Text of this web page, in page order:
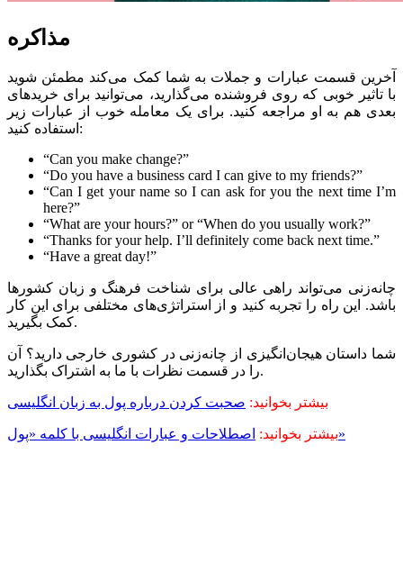
مذاکره
آخرین قسمت عبارات و جملات به شما کمک می‌کند مطمئن شوید
با تاثیر خوبی که روی فروشنده می‌گذارید، می‌توانید برای خرید‌های
بعدی هم به او مراجعه کنید. برای یک معامله خوب از عبارات زیر
استفاده کنید:
“Can you make change?”
“Do you have a business card I can give to my friends?”
“Can I get your name so I can ask for you the next time I’m
here?”
“What are your hours?” or “When do you usually work?”
“Thanks for your help. I’ll definitely come back next time.”
“Have a great day!”
چانه‌زنی می‌تواند راهی عالی برای شناخت فرهنگ و زبان کشورها
باشد. این راه را تجربه کنید و از استراتژی‌های مختلفی برای این کار
کمک بگیرید.
شما داستان هیجان‌انگیزی از چانه‌زنی در کشوری خارجی دارید؟ آن
را در قسمت نظرات با ما به اشتراک بگذارید.
بیشتر بخوانید: صحبت کردن درباره پول به زبان انگلیسی
بیشتر بخوانید:اصطلاحات و عبارات انگلیسی با کلمه «پول»